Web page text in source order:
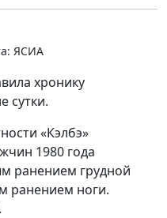
ЯСИА
хронику
сутки.
«Кэлбэ»
1980 года
ранением грудной
ранением ноги.